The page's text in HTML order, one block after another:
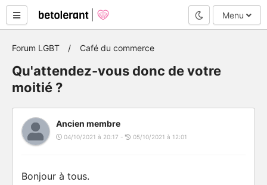
Mode nuit
Menu
Forum LGBT Café du commerce
Qu'attendez-vous donc de votre
moitié ?
Ancien membre
04/10/2021 à 20:17 - 05/10/2021 à 12:01
Bonjour à tous.